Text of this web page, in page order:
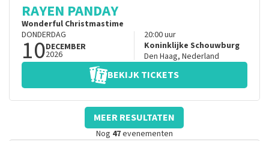
RAYEN PANDAY
Wonderful Christmastime
DONDERDAG
10DECEMBER
2026
20:00uur
Koninklijke Schouwburg
Den Haag, Nederland
BEKIJK TICKETS
MEER RESULTATEN
Nog 47evenementen